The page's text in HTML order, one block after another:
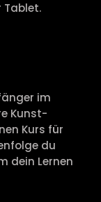
Tablet.
im
Kunst-
Kurs für
du
dein Lernen